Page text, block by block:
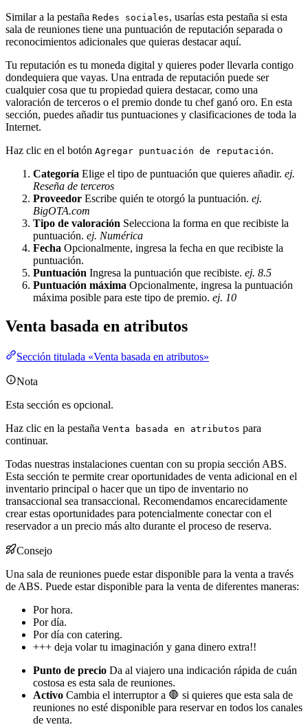
Similar a la pestaña Redes sociales, usarías esta pestaña si esta
sala de reuniones tiene una puntuación de reputación separada o
reconocimientos adicionales que quieras destacar aquí.
Tu reputación es tu moneda digital y quieres poder llevarla contigo
dondequiera que vayas. Una entrada de reputación puede ser
cualquier cosa que tu propiedad quiera destacar, como una
valoración de terceros o el premio donde tu chef ganó oro. En esta
sección, puedes añadir tus puntuaciones y clasificaciones de toda la
Internet.
Haz clic en el botón Agregar puntuación de reputación.
Categoría Elige el tipo de puntuación que quieres añadir. ej.
Reseña de terceros
Proveedor Escribe quién te otorgó la puntuación. ej.
BigOTA.com
Tipo de valoración Selecciona la forma en que recibiste la
puntuación. ej. Numérica
Fecha Opcionalmente, ingresa la fecha en que recibiste la
puntuación.
Puntuación Ingresa la puntuación que recibiste. ej. 8.5
Puntuación máxima Opcionalmente, ingresa la puntuación
máxima posible para este tipo de premio. ej. 10
Venta basada en atributos
Sección titulada «Venta basada en atributos»
Nota
Esta sección es opcional.
Haz clic en la pestaña Venta basada en atributos para
continuar.
Todas nuestras instalaciones cuentan con su propia sección ABS.
Esta sección te permite crear oportunidades de venta adicional en el
inventario principal o hacer que un tipo de inventario no
transaccional sea transaccional. Recomendamos encarecidamente
crear estas oportunidades para potencialmente conectar con el
reservador a un precio más alto durante el proceso de reserva.
Consejo
Una sala de reuniones puede estar disponible para la venta a través
de ABS. Puede estar disponible para la venta de diferentes maneras:
Por hora.
Por día.
Por día con catering.
+++ deja volar tu imaginación y gana dinero extra!!
Punto de precio Da al viajero una indicación rápida de cuán
costosa es esta sala de reuniones.
Activo Cambia el interruptor a 🛑 si quieres que esta sala de
reuniones no esté disponible para reservar en todos los canales
de venta.